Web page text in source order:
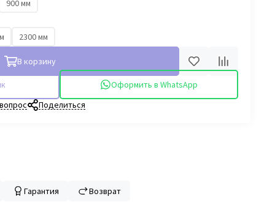
900 мм
2300 мм
В корзину
Оформить в WhatsApp
Поделиться
Гарантия Возврат